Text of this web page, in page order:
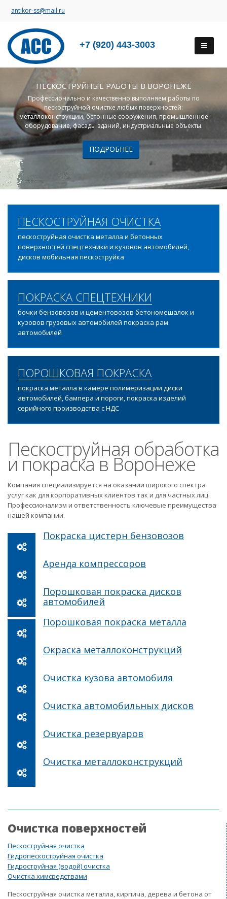
antikor-ss@mail.ru
+7 (920) 443-3003
ПЕСКОСТРУЙНЫЕ РАБОТЫ В ВОРОНЕЖЕ
Профессионально и качественно выполняем работы по
пескоструйной очистке любых поверхностей:
металлоконструкции, бетонные сооружения, промышленное
оборудование, фасады зданий, индустриальные объекты.
ПОДРОБНЕЕ
ПЕСКОСТРУЙНАЯ ОЧИСТКА
пескоструйная очистка металла и бетонных
поверхностей спецтехники и кузовов автомобилей,
дисков мобильная пескоструйка
ПОКРАСКА СПЕЦТЕХНИКИ
бочки бензовозов и цементовозов бетономешалок и
кузовов грузовых автомобилей покраска рам
автомобилей
ПОРОШКОВАЯ ПОКРАСКА
покраска металла в камере полимеризации диски
автомобилей, бампера и пороги, покраска изделий
серийного производства с НДС
Пескоструйная обработка
и покраска в Воронеже
Компания специализируется на оказании широкого спектра
услуг как для корпоративных клиентов так и для частных лиц.
Профессионализм и ответственность ключевые преимущества
нашей компании.
Покраска цистерн бензовозов
Аренда компрессоров
Порошковая покраска дисков
автомобилей
Порошковая покраска металла
Окраска металлоконструкций
Очистка кузова автомобиля
Очистка автомобильных дисков
Очистка резервуаров
Очистка металлоконструкций
Очистка поверхностей
Пескоструйная очистка
Гидропескоструйная очистка
Гидроструйная (водой) очистка
Очистка химсредствами
Пескоструйная очистка металла, кирпича, дерева и бетона от